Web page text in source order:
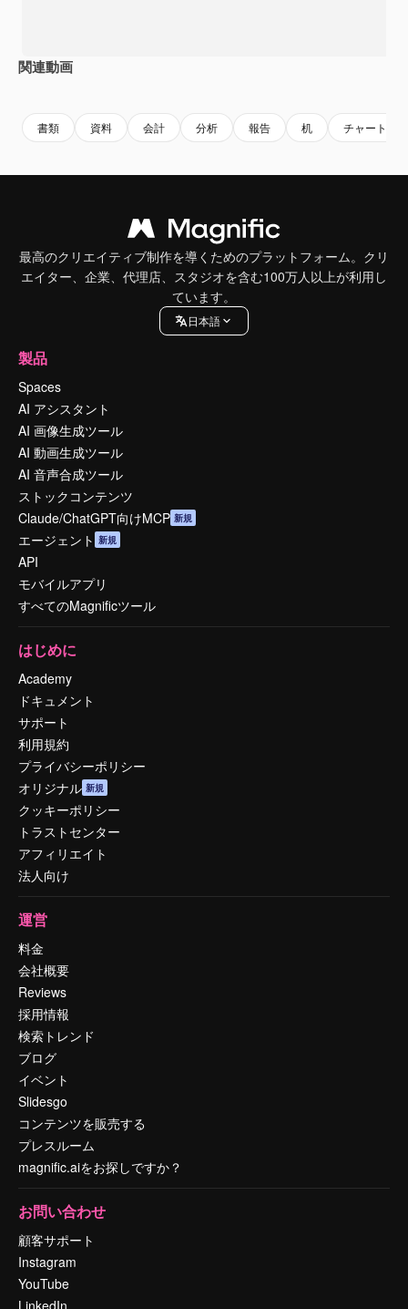
関連動画
書類 資料 会計 分析 報告 机 チャート
最高のクリエイティブ制作を導くためのプラットフォーム。クリ
エイター、企業、代理店、スタジオを含む100万人以上が利用し
ています。
日本語
製品
Spaces
AI アシスタント
AI 画像生成ツール
AI 動画生成ツール
AI 音声合成ツール
ストックコンテンツ
Claude/ChatGPT向けMCP 新規
エージェント 新規
API
モバイルアプリ
すべてのMagnificツール
はじめに
Academy
ドキュメント
サポート
利用規約
プライバシーポリシー
オリジナル 新規
クッキーポリシー
トラストセンター
アフィリエイト
法人向け
運営
料金
会社概要
Reviews
採用情報
検索トレンド
ブログ
イベント
Slidesgo
コンテンツを販売する
プレスルーム
magnific.aiをお探しですか？
お問い合わせ
顧客サポート
Instagram
YouTube
LinkedIn